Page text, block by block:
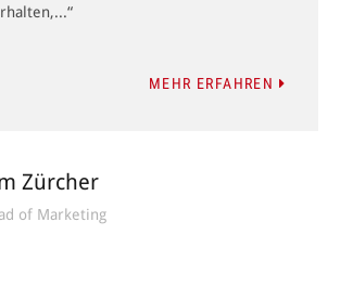
MEHR ERFAHREN
Zürcher
of Marketing